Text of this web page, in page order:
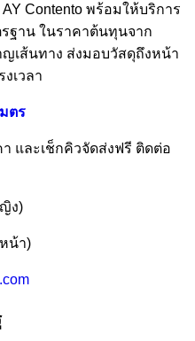
Contento พร้อมให้บริการ
ฐาน ในราคาต้นทุนจาก
เส้นทาง ส่งมอบวัสดุถึงหน้า
เวลา
ตร
และเช็กคิวจัดส่งฟรี ติดต่อ
ง)
น้า)